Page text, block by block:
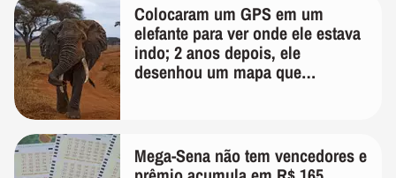
Colocaram um GPS em um
elefante para ver onde ele estava
indo; 2 anos depois, ele
desenhou um mapa que
Mega-Sena não tem vencedores e